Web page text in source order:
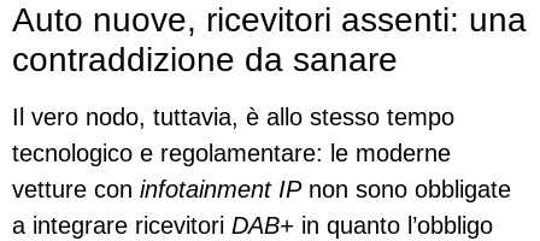
Auto nuove, ricevitori assenti: una
contraddizione da sanare
Il vero nodo, tuttavia, è allo stesso tempo
tecnologico e regolamentare: le moderne
vetture con infotainment IPnon sono obbligate
a integrare ricevitori DAB+ in quanto l’obbligo